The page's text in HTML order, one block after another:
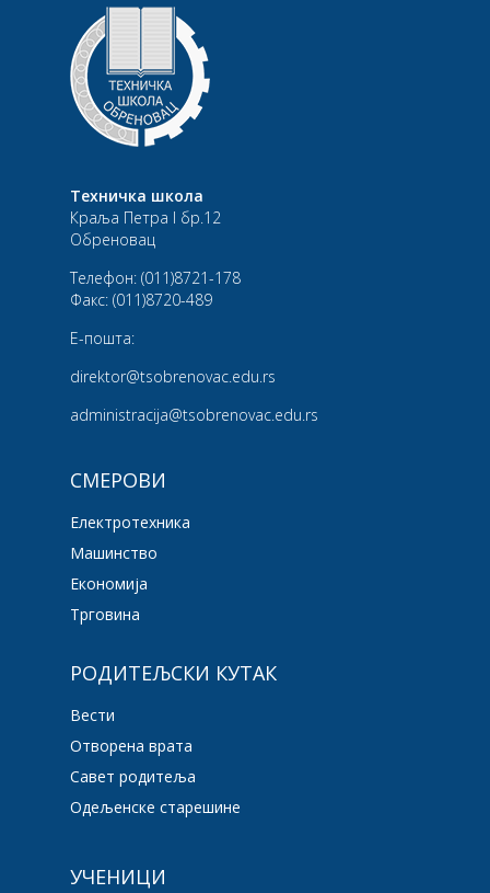
Техничка школа
Краља Петра I бр.12
Обреновац
Телефон: (011)8721-178
Факс: (011)8720-489
Е-пошта:
direktor@tsobrenovac.edu.rs
administracija@tsobrenovac.edu.rs
СМЕРОВИ
Електротехника
Машинство
Економија
Трговина
РОДИТЕЉСКИ КУТАК
Вести
Отворена врата
Савет родитеља
Одељенске старешине
УЧЕНИЦИ